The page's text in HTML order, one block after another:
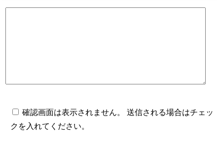
確認画面は表示されません。 送信される場合はチェッ
クを入れてください。